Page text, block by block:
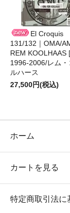
El Croquis
131/132｜OMA/
REM KOOLHAAS
1996-2006/レム・
ルハース
27,500円(税込)
ホーム
カートを見る
特定商取引法に